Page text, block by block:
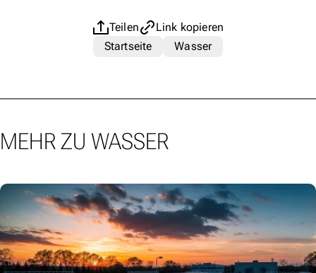
Teilen
Link kopieren
Startseite
Wasser
MEHR ZU WASSER